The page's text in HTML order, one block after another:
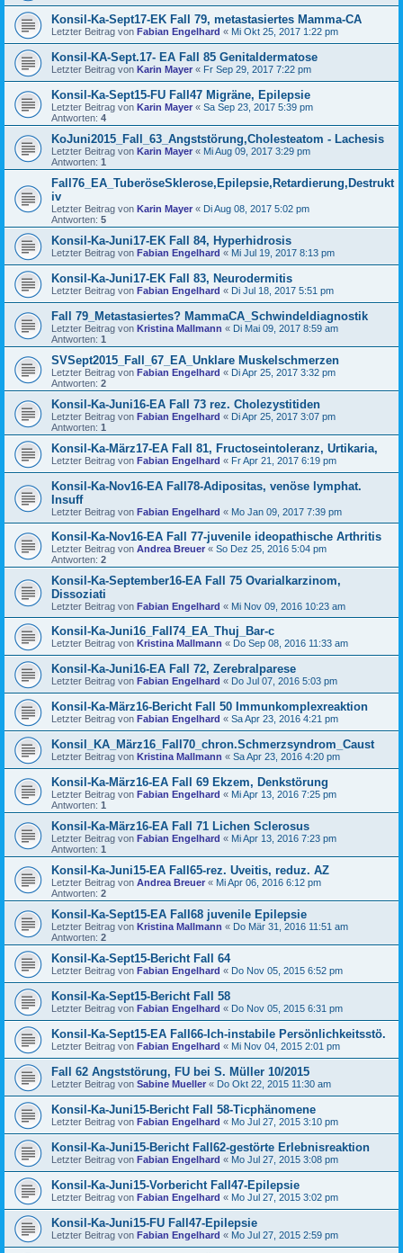
Konsil-Ka-Sept17-EK Fall 79, metastasiertes Mamma-CA
Letzter Beitrag von Fabian Engelhard « Mi Okt 25, 2017 1:22 pm
Konsil-KA-Sept.17- EA Fall 85 Genitaldermatose
Letzter Beitrag von Karin Mayer « Fr Sep 29, 2017 7:22 pm
Konsil-Ka-Sept15-FU Fall47 Migräne, Epilepsie
Letzter Beitrag von Karin Mayer « Sa Sep 23, 2017 5:39 pm
Antworten: 4
KoJuni2015_Fall_63_Angststörung,Cholesteatom - Lachesis
Letzter Beitrag von Karin Mayer « Mi Aug 09, 2017 3:29 pm
Antworten: 1
Fall76_EA_TuberöseSklerose,Epilepsie,Retardierung,Destrukt
iv
Letzter Beitrag von Karin Mayer « Di Aug 08, 2017 5:02 pm
Antworten: 5
Konsil-Ka-Juni17-EK Fall 84, Hyperhidrosis
Letzter Beitrag von Fabian Engelhard « Mi Jul 19, 2017 8:13 pm
Konsil-Ka-Juni17-EK Fall 83, Neurodermitis
Letzter Beitrag von Fabian Engelhard « Di Jul 18, 2017 5:51 pm
Fall 79_Metastasiertes? MammaCA_Schwindeldiagnostik
Letzter Beitrag von Kristina Mallmann « Di Mai 09, 2017 8:59 am
Antworten: 1
SVSept2015_Fall_67_EA_Unklare Muskelschmerzen
Letzter Beitrag von Fabian Engelhard « Di Apr 25, 2017 3:32 pm
Antworten: 2
Konsil-Ka-Juni16-EA Fall 73 rez. Cholezystitiden
Letzter Beitrag von Fabian Engelhard « Di Apr 25, 2017 3:07 pm
Antworten: 1
Konsil-Ka-März17-EA Fall 81, Fructoseintoleranz, Urtikaria,
Letzter Beitrag von Fabian Engelhard « Fr Apr 21, 2017 6:19 pm
Konsil-Ka-Nov16-EA Fall78-Adipositas, venöse lymphat.
Insuff
Letzter Beitrag von Fabian Engelhard « Mo Jan 09, 2017 7:39 pm
Konsil-Ka-Nov16-EA Fall 77-juvenile ideopathische Arthritis
Letzter Beitrag von Andrea Breuer « So Dez 25, 2016 5:04 pm
Antworten: 2
Konsil-Ka-September16-EA Fall 75 Ovarialkarzinom,
Dissoziati
Letzter Beitrag von Fabian Engelhard « Mi Nov 09, 2016 10:23 am
Konsil-Ka-Juni16_Fall74_EA_Thuj_Bar-c
Letzter Beitrag von Kristina Mallmann « Do Sep 08, 2016 11:33 am
Konsil-Ka-Juni16-EA Fall 72, Zerebralparese
Letzter Beitrag von Fabian Engelhard « Do Jul 07, 2016 5:03 pm
Konsil-Ka-März16-Bericht Fall 50 Immunkomplexreaktion
Letzter Beitrag von Fabian Engelhard « Sa Apr 23, 2016 4:21 pm
Konsil_KA_März16_Fall70_chron.Schmerzsyndrom_Caust
Letzter Beitrag von Kristina Mallmann « Sa Apr 23, 2016 4:20 pm
Konsil-Ka-März16-EA Fall 69 Ekzem, Denkstörung
Letzter Beitrag von Fabian Engelhard « Mi Apr 13, 2016 7:25 pm
Antworten: 1
Konsil-Ka-März16-EA Fall 71 Lichen Sclerosus
Letzter Beitrag von Fabian Engelhard « Mi Apr 13, 2016 7:23 pm
Antworten: 1
Konsil-Ka-Juni15-EA Fall65-rez. Uveitis, reduz. AZ
Letzter Beitrag von Andrea Breuer « Mi Apr 06, 2016 6:12 pm
Antworten: 2
Konsil-Ka-Sept15-EA Fall68 juvenile Epilepsie
Letzter Beitrag von Kristina Mallmann « Do Mär 31, 2016 11:51 am
Antworten: 2
Konsil-Ka-Sept15-Bericht Fall 64
Letzter Beitrag von Fabian Engelhard « Do Nov 05, 2015 6:52 pm
Konsil-Ka-Sept15-Bericht Fall 58
Letzter Beitrag von Fabian Engelhard « Do Nov 05, 2015 6:31 pm
Konsil-Ka-Sept15-EA Fall66-Ich-instabile Persönlichkeitsstö.
Letzter Beitrag von Fabian Engelhard « Mi Nov 04, 2015 2:01 pm
Fall 62 Angststörung, FU bei S. Müller 10/2015
Letzter Beitrag von Sabine Mueller « Do Okt 22, 2015 11:30 am
Konsil-Ka-Juni15-Bericht Fall 58-Ticphänomene
Letzter Beitrag von Fabian Engelhard « Mo Jul 27, 2015 3:10 pm
Konsil-Ka-Juni15-Bericht Fall62-gestörte Erlebnisreaktion
Letzter Beitrag von Fabian Engelhard « Mo Jul 27, 2015 3:08 pm
Konsil-Ka-Juni15-Vorbericht Fall47-Epilepsie
Letzter Beitrag von Fabian Engelhard « Mo Jul 27, 2015 3:02 pm
Konsil-Ka-Juni15-FU Fall47-Epilepsie
Letzter Beitrag von Fabian Engelhard « Mo Jul 27, 2015 2:59 pm